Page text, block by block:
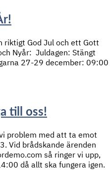
riktigt God Jul och ett Gott
Nyår: Juldagen: Stängt
27-29 december: 09:00
till oss!
problem med att ta emot
Vid brådskande ärenden
så ringer vi upp,
då allt ska fungera igen.